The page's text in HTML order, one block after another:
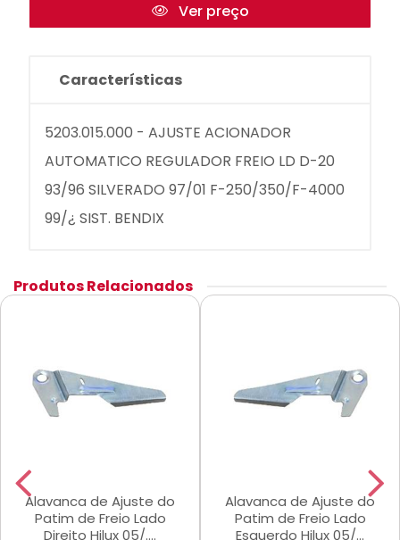
Ver preço
Características
5203.015.000 - AJUSTE ACIONADOR
AUTOMATICO REGULADOR FREIO LD D-20
93/96 SILVERADO 97/01 F-250/350/F-4000
99/¿ SIST. BENDIX
Produtos Relacionados
Alavanca de Ajuste do
Patim de Freio Lado
Direito Hilux 05/....
Alavanca de Ajuste do
Patim de Freio Lado
Esquerdo Hilux 05/...